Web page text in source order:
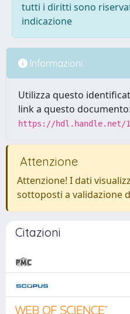
tutti i diritti sono
indicazione
Informazioni
Utilizza questo
link a questo documento:
https://hdl.handle.net/
Attenzione
Attenzione! I dati
sottoposti a validazione
Citazioni